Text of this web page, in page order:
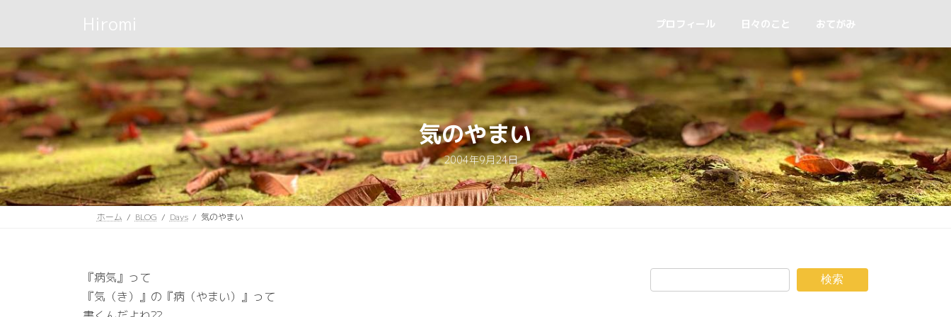
ン
ツ
へ
ス
キ
プ
ー
シ
ョ
ン
に
動
Hiromi プロフィール 日々のこと おてがみ
気のやまい
2004年9月24日
ホーム BLOG Days 気のやまい
『病気』って
『気（き）』の『病（やまい）』って
検索